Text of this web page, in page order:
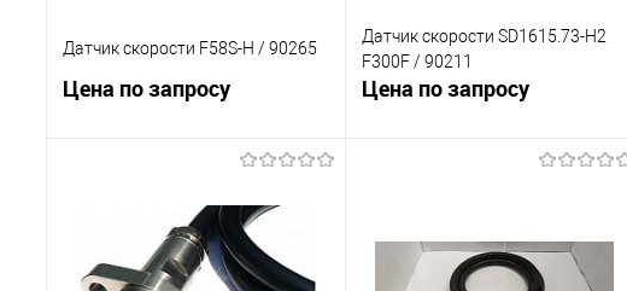
Датчик скорости F58S-H / 90265
Цена по запросу
В корзину
К сравнению
В избранное
Под заказ
Датчик скорости SD1615.73-H2
F300F / 90211
Цена по запросу
В корзину
К сравнению
В избранное
Под заказ